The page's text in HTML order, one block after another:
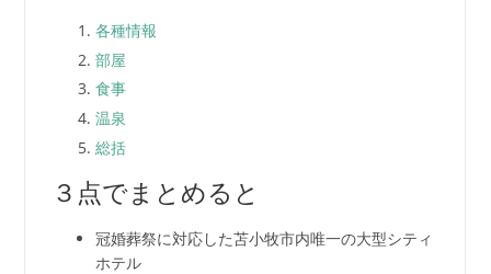
各種情報
部屋
食事
温泉
総括
３点でまとめると
冠婚葬祭に対応した苫小牧市内唯一の大型シティ
ホテル